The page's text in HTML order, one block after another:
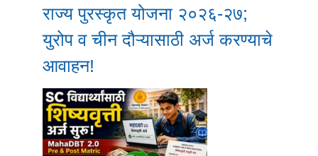
राज्य पुरस्कृत योजना २०२६-२७;
युरोप व चीन दौऱ्यासाठी अर्ज करण्याचे
आवाहन!